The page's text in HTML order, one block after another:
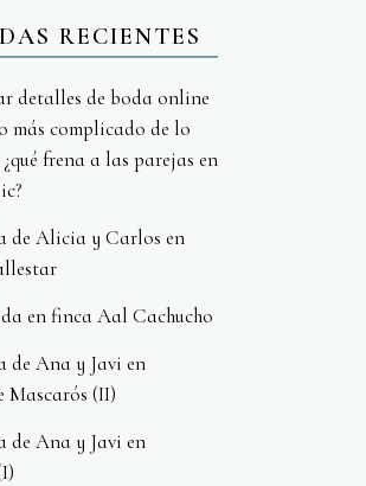
RECIENTES
detalles de boda online
más complicado de lo
¿qué frena a las parejas en
de Alicia y Carlos en
en finca Aal Cachucho
de Ana y Javi en
Mascarós (II)
de Ana y Javi en